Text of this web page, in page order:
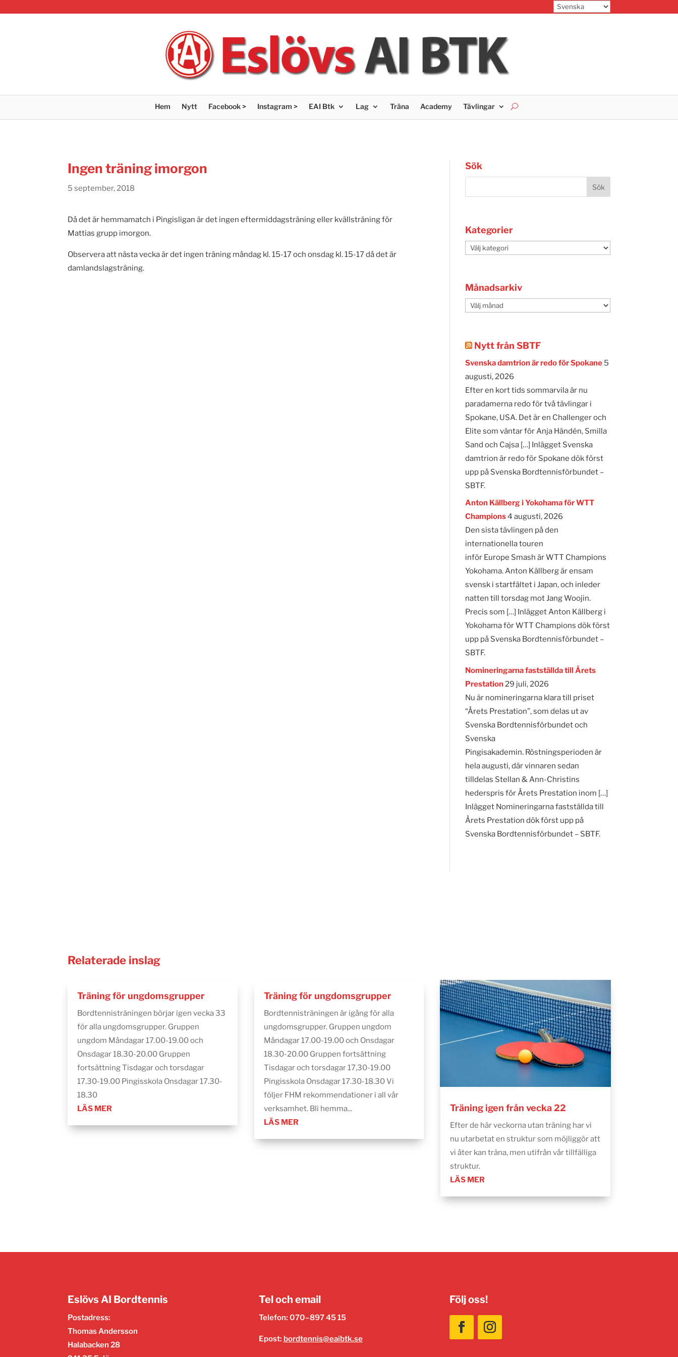
Hem Nytt Facebook > Instagram > EAI Btk Lag Träna Academy Tävlingar
Ingen träning imorgon
5 september, 2018
Då det är hemmamatch i Pingisligan är det ingen eftermiddagsträning eller kvällsträning för
Mattias grupp imorgon.
Observera att nästa vecka är det ingen träning måndag kl. 15-17 och onsdag kl. 15-17 då det är
damlandslagsträning.
Sök
Kategorier
Kategorier
Månadsarkiv
Månadsarkiv
Nytt från SBTF
Svenska damtrion är redo för Spokane 5
augusti, 2026
Efter en kort tids sommarvila är nu
paradamerna redo för två tävlingar i
Spokane, USA. Det är en Challenger och
Elite som väntar för Anja Händén, Smilla
Sand och Cajsa […] Inlägget Svenska
damtrion är redo för Spokane dök först
upp på Svenska Bordtennisförbundet –
SBTF.
Anton Källberg i Yokohama för WTT
Champions4 augusti, 2026
Den sista tävlingen på den
internationella touren
inför Europe Smash är WTT Champions
Yokohama. Anton Källberg är ensam
svensk i startfältet i Japan, och inleder
natten till torsdag mot Jang Woojin.
Precis som […] Inlägget Anton Källberg i
Yokohama för WTT Champions dök först
upp på Svenska Bordtennisförbundet –
SBTF.
Nomineringarna fastställda till Årets
Prestation 29 juli, 2026
Nu är nomineringarna klara till priset
“Årets Prestation”, som delas ut av
Svenska Bordtennisförbundet och
Svenska
Pingisakademin. Röstningsperioden är
hela augusti, där vinnaren sedan
tilldelas Stellan & Ann-Christins
hederspris för Årets Prestation inom […]
Inlägget Nomineringarna fastställda till
Årets Prestation dök först upp på
Svenska Bordtennisförbundet – SBTF.
Relaterade inslag
Träning för ungdomsgrupper
Bordtennisträningen börjar igen vecka 33
för alla ungdomsgrupper. Gruppen
ungdom Måndagar 17.00-19.00 och
Onsdagar 18.30-20.00 Gruppen
fortsättning Tisdagar och torsdagar
17.30-19.00 Pingisskola Onsdagar 17.30-
18.30
LÄS MER
Träning för ungdomsgrupper
Bordtennisträningen är igång för alla
ungdomsgrupper. Gruppen ungdom
Måndagar 17.00-19.00 och Onsdagar
18.30-20.00 Gruppen fortsättning
Tisdagar och torsdagar 17,30-19.00
Pingisskola Onsdagar 17.30-18.30 Vi
följer FHM rekommendationer i all vår
verksamhet. Bli hemma...
LÄS MER
Träning igen från vecka 22
Efter de här veckorna utan träning har vi
nu utarbetat en struktur som möjliggör att
vi åter kan träna, men utifrån vår tillfälliga
struktur.
LÄS MER
Eslövs AI Bordtennis
Postadress:
Thomas Andersson
Halabacken 28
Tel och email
Telefon: 070–897 45 15
Epost: bordtennis@eaibtk.se
Följ oss!